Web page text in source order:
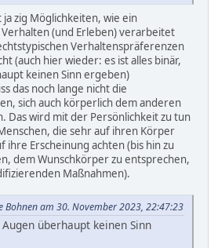
ja zig Möglichkeiten, wie ein
(und Erleben) verarbeitet
Verhaltenspräferenzen
(auch hier wieder: es ist alles binär,
keinen Sinn ergeben)
das noch lange nicht die
sich auch körperlich dem anderen
Das wird mit der Persönlichkeit zu tun
die sehr auf ihren Körper
ihre Erscheinung achten (bis hin zu
dem Wunschkörper zu entsprechen,
Maßnahmen).
Bohnen am 30. November 2023, 22:47:23
überhaupt keinen Sinn